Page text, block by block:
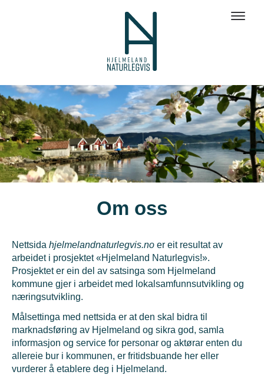
Om oss
Nettsida hjelmelandnaturlegvis.no er eit resultat av
arbeidet i prosjektet «Hjelmeland Naturlegvis!».
Prosjektet er ein del av satsinga som Hjelmeland
kommune gjer i arbeidet med lokalsamfunnsutvikling og
næringsutvikling.
Målsettinga med nettsida er at den skal bidra til
marknadsføring av Hjelmeland og sikra god, samla
informasjon og service for personar og aktørar enten du
allereie bur i kommunen, er fritidsbuande her eller
vurderer å etablere deg i Hjelmeland.